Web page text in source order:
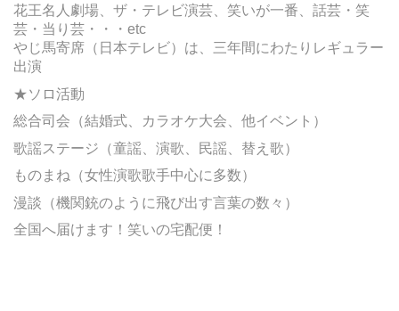
花王名人劇場、ザ・テレビ演芸、笑いが一番、話芸・笑
芸・当り芸・・・etc
やじ馬寄席（日本テレビ）は、三年間にわたりレギュラー
出演
★ソロ活動
総合司会（結婚式、カラオケ大会、他イベント）
歌謡ステージ（童謡、演歌、民謡、替え歌）
ものまね（女性演歌歌手中心に多数）
漫談（機関銃のように飛び出す言葉の数々）
全国へ届けます！笑いの宅配便！